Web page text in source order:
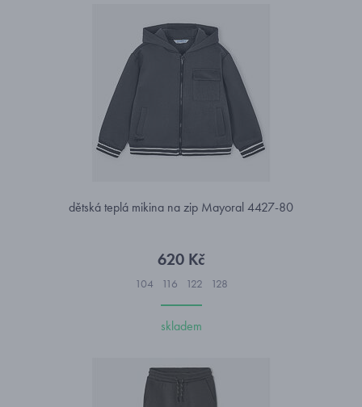
dětská teplá mikina na zip Mayoral 4427-80
620 Kč
104 116 122 128
skladem